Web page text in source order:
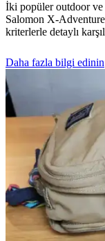
İki popüler outdoor ve
Salomon X-
kriterlerle detaylı
Daha fazla bilgi edinin